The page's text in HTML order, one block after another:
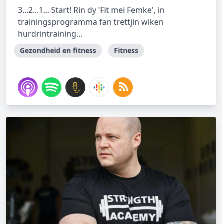
3...2...1... Start! Rin dy 'Fit mei Femke', in
trainingsprogramma fan trettjin wiken
hurdrintraining...
Gezondheid en fitness Fitness